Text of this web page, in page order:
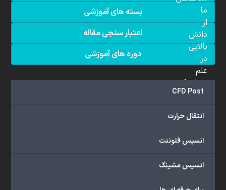
بسته های آموزشی
اعتبار سنجی مقاله
دوره های آموزشی
CFD Post
انتقال حرارت
انسیس فلوئنت
انسیس مشینگ
ما
از
دانش
بالایی
در
علم
دینامیک
سیالات
(CFD)
هستند.
ما